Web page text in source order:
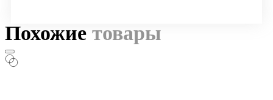
Похожие товары